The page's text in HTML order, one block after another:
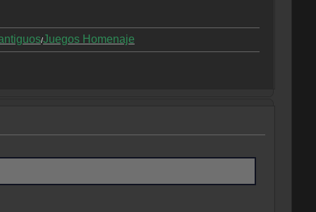
/Juegos Homenaje